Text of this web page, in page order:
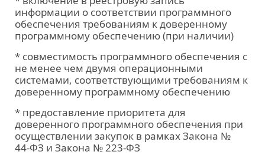
информации о соответствии программного
обеспечения требованиям к доверенному
программному обеспечению (при наличии)
* совместимость программного обеспечения с
не менее чем двумя операционными
системами, соответствующими требованиям к
доверенному программному обеспечению
* предоставление приоритета для
доверенного программного обеспечения при
осуществлении закупок в рамках Закона №
44‑ФЗ и Закона № 223‑ФЗ